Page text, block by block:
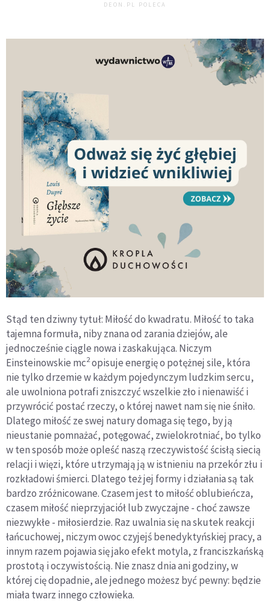
DEON.PL POLECA
Stąd ten dziwny tytuł: Miłość do kwadratu. Miłość to taka
tajemna formuła, niby znana od zarania dziejów, ale
jednocześnie ciągle nowa i zaskakująca. Niczym
Einsteinowskie mc2opisuje energię o potężnej sile, która
nie tylko drzemie w każdym pojedynczym ludzkim sercu,
ale uwolniona potrafi zniszczyć wszelkie zło i nienawiść i
przywrócić postać rzeczy, o której nawet nam się nie śniło.
Dlatego miłość ze swej natury domaga się tego, by ją
nieustanie pomnażać, potęgować, zwielokrotniać, bo tylko
w ten sposób może opleść naszą rzeczywistość ścisłą siecią
relacji i więzi, które utrzymają ją w istnieniu na przekór złu i
rozkładowi śmierci. Dlatego też jej formy i działania są tak
bardzo zróżnicowane. Czasem jest to miłość oblubieńcza,
czasem miłość nieprzyjaciół lub zwyczajne - choć zawsze
niezwykłe - miłosierdzie. Raz uwalnia się na skutek reakcji
łańcuchowej, niczym owoc czyjejś benedyktyńskiej pracy, a
innym razem pojawia się jako efekt motyla, z franciszkańską
prostotą i oczywistością. Nie znasz dnia ani godziny, w
której cię dopadnie, ale jednego możesz być pewny: będzie
miała twarz innego człowieka.